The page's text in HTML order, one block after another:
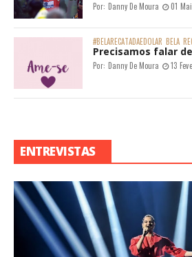
Por: Danny De Moura 01
#BELARECATADAEDOLAR BELA
Precisamos falar
Por: Danny De Moura 13
ENTREVISTAS